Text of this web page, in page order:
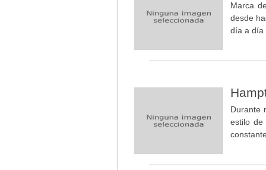
Marca
desde
día a día
Durante
estilo de